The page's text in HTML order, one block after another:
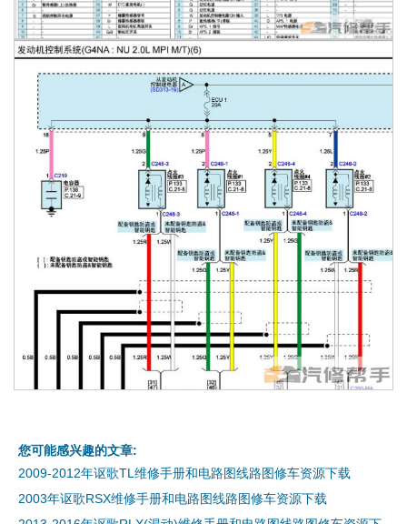
您可能感兴趣的文章:
2009-2012年讴歌TL维修手册和电路图线路图修车资源下载
2003年讴歌RSX维修手册和电路图线路图修车资源下载